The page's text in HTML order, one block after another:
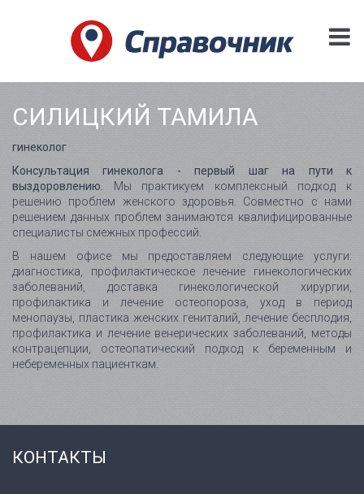
СИЛИЦКИЙ ТАМИЛА
гинеколог
Консультация гинеколога - первый шаг на пути к
выздоровлению.
Мы практикуем комплексный подход к
решению проблем женского здоровья. Совместно с нами
решением данных проблем занимаются квалифицированные
специалисты смежных профессий.
В нашем офисе мы предоставляем следующие услуги:
диагностика, профилактическое лечение гинекологических
заболеваний, доставка гинекологической хирургии,
профилактика и лечение остеопороза, уход в период
менопаузы, пластика женских гениталий, лечение бесплодия,
профилактика и лечение венерических заболеваний, методы
контрацепции, остеопатический подход к беременным и
небеременных пациенткам.
КОНТАКТЫ